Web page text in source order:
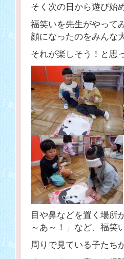
そく次の日から遊び始
福笑いを先生がやって
顔になったのをみんな
それが楽しそう！と思
目や鼻などを置く場所
～あ～！」など、福笑
周りで見ている子たち